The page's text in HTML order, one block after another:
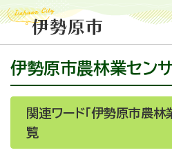
伊勢原市農林業セン
関連ワード「伊勢原市農林
覧